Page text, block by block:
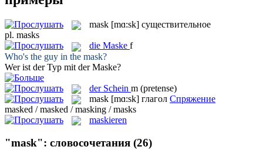
mask [mɑ:sk] существительное
pl. masks
die Maske f
Who's the guy in the mask?
Wer ist der Typ mit derMaske?
der Schein m (pretense)
mask [mɑ:sk] глагол Спряжение
masked / masked / masking / masks
maskieren
"mask": словосочетания (26)